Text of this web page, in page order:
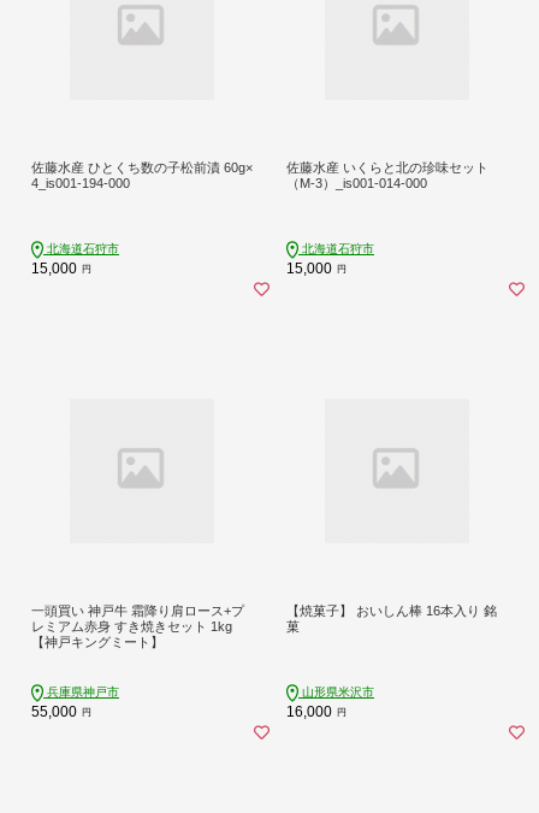
佐藤水産 ひとくち数の子松前漬 60g×
4_is001-194-000
北海道石狩市
15,000 円
佐藤水産 いくらと北の珍味セット
（M-3）_is001-014-000
北海道石狩市
15,000 円
一頭買い 神戸牛 霜降り肩ロース+プ
レミアム赤身 すき焼きセット 1kg
【神戸キングミート】
兵庫県神戸市
55,000 円
【焼菓子】 おいしん棒 16本入り 銘
菓
山形県米沢市
16,000 円